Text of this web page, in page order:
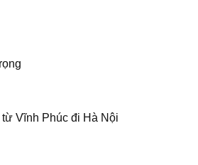
Vĩnh Phúc đi Hà Nội